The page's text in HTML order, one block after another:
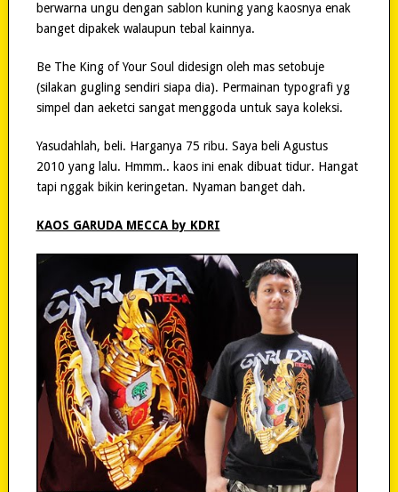
berwarna ungu dengan sablon kuning yang kaosnya enak
banget dipakek walaupun tebal kainnya.
Be The King of Your Soul didesign oleh mas setobuje
(silakan gugling sendiri siapa dia). Permainan typografi yg
simpel dan aeketci sangat menggoda untuk saya koleksi.
Yasudahlah, beli. Harganya 75 ribu. Saya beli Agustus
2010 yang lalu. Hmmm.. kaos ini enak dibuat tidur. Hangat
tapi nggak bikin keringetan. Nyaman banget dah.
KAOS GARUDA MECCA by KDRI